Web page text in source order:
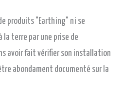
produits "Earthing" ni se
terre par une prise de
avoir fait vérifier son installation
abondament documenté sur la